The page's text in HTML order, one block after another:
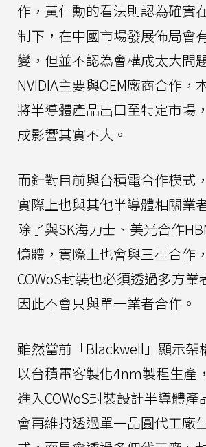
作，黃仁勳的看法則認為確實
制下，在中國市場發展佈局會
變，但並不認為會構成太大問
NVIDIA主要與OEM廠商合作，
將半導體產品出口至特定市場
成影響其實不大。
而針對目前與台積電合作模式
實際上也與其他半導體相關業
除了與SK海力士、美光合作
憶體，實際上也會與三星合作
COWoS封裝也必須透過多方業
因此不會只與單一業者合作。
雖然當前「Blackwell」顯示架
以台積電客製化4nm製程生產
進入COWoS封裝設計半導體產
會再維持透過單一晶圓代工廠